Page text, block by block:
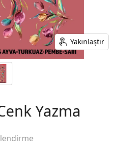
Yakınlaştır
Yazma